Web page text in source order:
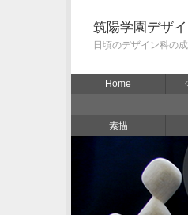
筑陽学園デザ
日頃のデザイン科の
Home
素描